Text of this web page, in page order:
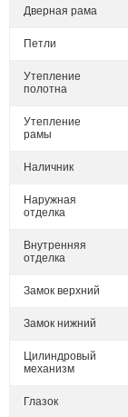
Дверная рама
Петли
Утепление
полотна
Утепление
рамы
Наличник
Наружная
отделка
Внутренняя
отделка
Замок верхний
Замок нижний
Цилиндровый
механизм
Глазок